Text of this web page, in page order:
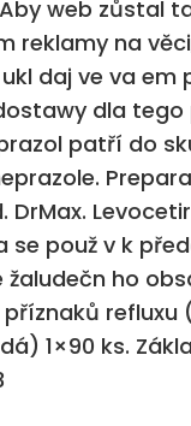
Aby web
na
daj ve va em
dostawy dla
patří do
DrMax.
se použ v k
ho
1×90 ks.